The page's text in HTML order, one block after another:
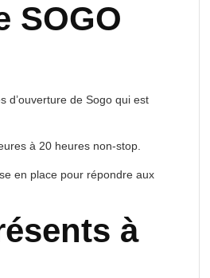
SOGO
d’ouverture de Sogo qui est
à 20 heures non-stop.
en place pour répondre aux
à